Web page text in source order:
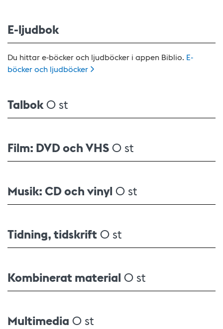
E-ljudbok
Du hittar e-böcker och ljudböcker i appen Biblio. E-
böcker och ljudböcker
Talbok0 st
Film: DVD och VHS0 st
Musik: CD och vinyl 0 st
Tidning, tidskrift 0 st
Kombinerat material 0 st
Multimedia 0 st